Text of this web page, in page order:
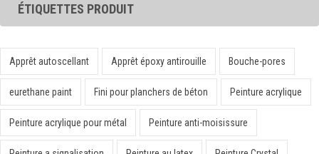
ÉTIQUETTES PRODUIT
Apprêt autoscellant Apprêt époxy antirouille Bouche-pores
eurethane paint Fini pour planchers de béton Peinture acrylique
Peinture acrylique pour métal Peinture anti-moisissure